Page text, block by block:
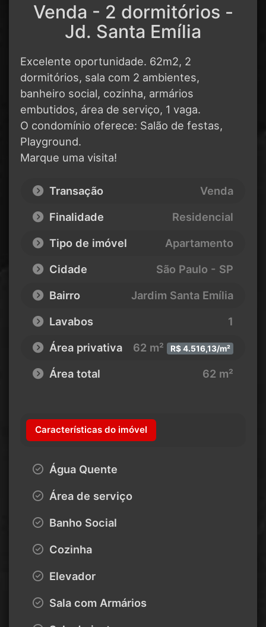
Venda - 2 dormitórios -
Jd. Santa Emília
Excelente oportunidade. 62m2, 2
dormitórios, sala com 2 ambientes,
banheiro social, cozinha, armários
embutidos, área de serviço, 1 vaga.
O condomínio oferece: Salão de festas,
Playground.
Marque uma visita!
Transação
Venda
Finalidade
Residencial
Tipo de imóvel
Apartamento
Cidade
São Paulo - SP
Bairro
Jardim Santa Emília
Lavabos
1
Área privativa
62 m² R$ 4.516,13/m²
Área total 62 m²
Características do imóvel
Água Quente
Área de serviço
Banho Social
Cozinha
Elevador
Sala com Armários